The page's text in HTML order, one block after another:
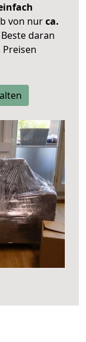
von nurca.
daran